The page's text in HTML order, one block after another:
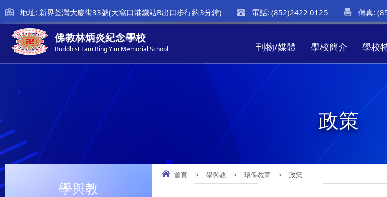
地址: 新界荃灣大廈街33號(大窩口港鐵站B出口步行約3分鐘) 電話: (852)2422 0125 傳真:
佛教林炳炎紀念學校
Buddhist Lam Bing Yim Memorial School 刊物/媒體 學校簡介 學校
政策
首頁 > 學與教 > 環保教育 > 政策
學與教